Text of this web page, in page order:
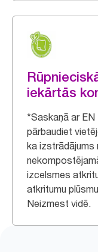
iekārtās
*Saskaņā ar
pārbaudiet
ka izstrādājums
izcelsmes
atkritumu
Neizmest vidē.